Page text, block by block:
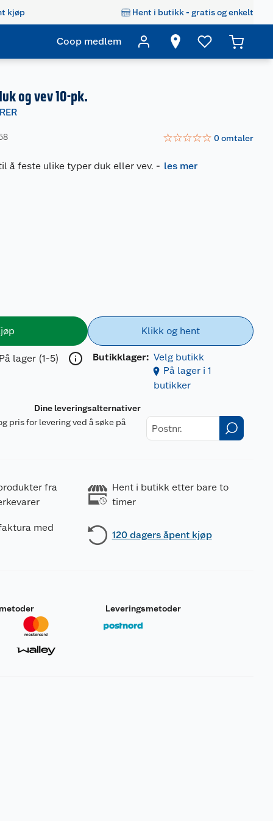
kjøp Hent i butikk - gratis og enkelt
Coop medlem
og vev 10-pk.
☆☆☆☆☆ 0omtaler
å feste ulike typer duk eller vev. - les mer
På lager (1-5)
Klikk og hent
Butikklager: Velg butikk
På lager i 1
butikker
Dine leveringsalternativer
pris for levering ved å søke på
fra
Hent i butikk etter bare to
timer
med
120 dagers åpent kjøp
Leveringsmetoder